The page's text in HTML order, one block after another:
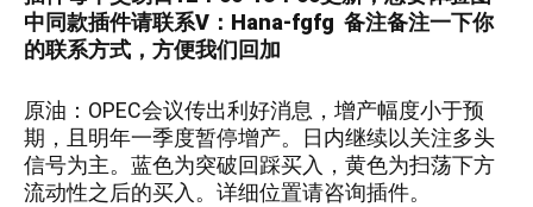
中同款插件请联系V： Hana-fgfg 备注备注一下你
的联系方式，方便我们回加
原油 ： OPEC会议传出利好消息，增产幅度小于预
期，且明年一季度暂停增产。日内继续以关注多头
信号为主。蓝色为突破回踩买入，黄色为扫荡下方
流动性之后的买入。详细位置请咨询插件。